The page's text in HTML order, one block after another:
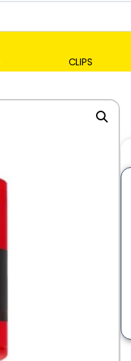
CLIPS